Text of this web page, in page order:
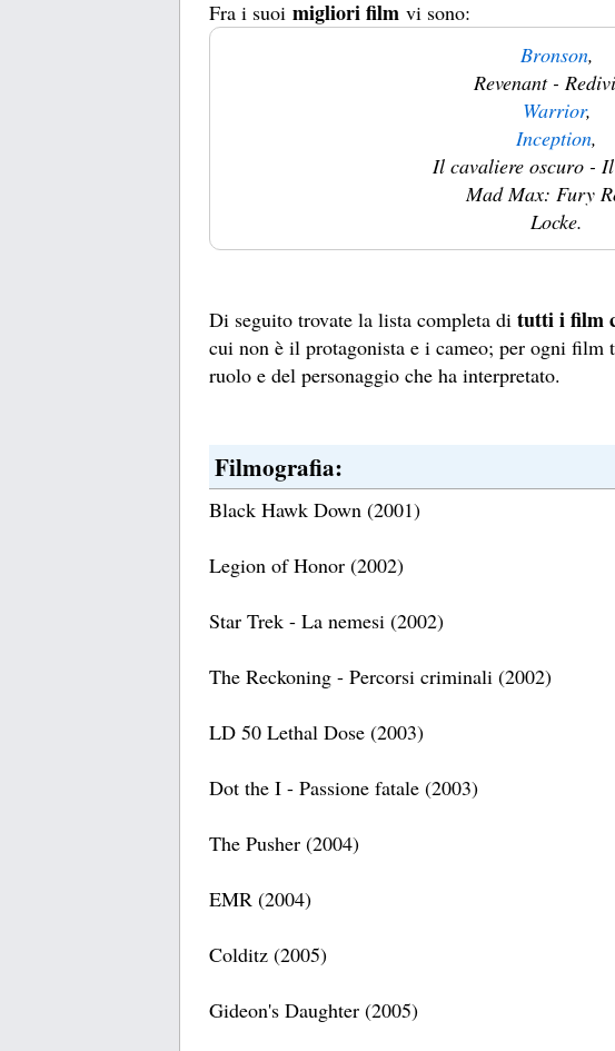
Fra i suoi migliori film vi sono:
Bronson,
Revenant -
Warrior,
Inception,
Il cavaliere oscuro -
Mad Max: Fury
Locke.
Di seguito trovate la lista completa di tutti i film
cui non è il protagonista e i cameo; per ogni film
ruolo e del personaggio che ha interpretato.
Filmografia:
Black Hawk Down (2001)
Legion of Honor (2002)
Star Trek - La nemesi (2002)
The Reckoning - Percorsi criminali (2002)
LD 50 Lethal Dose (2003)
Dot the I - Passione fatale (2003)
The Pusher (2004)
EMR (2004)
Colditz (2005)
Gideon's Daughter (2005)